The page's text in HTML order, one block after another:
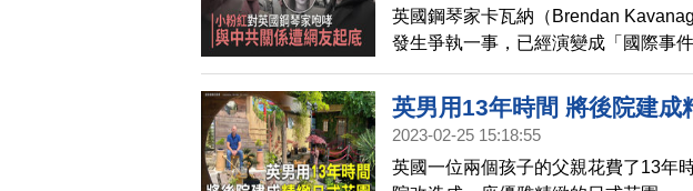
英國鋼琴家卡瓦納（Brendan
發生爭執一事，已經演變成「國際事
表示，自己要買小熊維尼T恤並印上
身份也被起底，幾名主角疑似中共的
英男用13年時間 將後院建成
2023-02-25 15:18:55
英國一位兩個孩子的父親花費了13年